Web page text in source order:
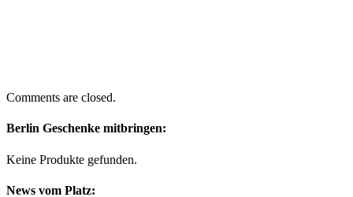
Comments are closed.
Berlin Geschenke mitbringen:
Keine Produkte gefunden.
News vom Platz: